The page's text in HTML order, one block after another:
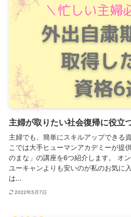
主婦が取りたい社会復帰に役立
主婦でも、簡単にスキルアップできる
こでは大手ヒューマンアカデミーが提
のまな」の講座を6つ紹介します。 オ
ユーキャンよりも安いのが私のお気に
は...
2022年5月7日